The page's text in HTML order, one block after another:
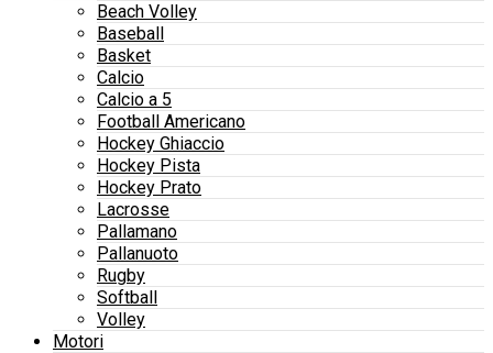
Beach Volley
Baseball
Basket
Calcio
Calcio a 5
Football Americano
Hockey Ghiaccio
Hockey Pista
Hockey Prato
Lacrosse
Pallamano
Pallanuoto
Rugby
Softball
Volley
Motori